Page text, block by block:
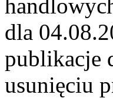
dla
publikacje
usunięciu